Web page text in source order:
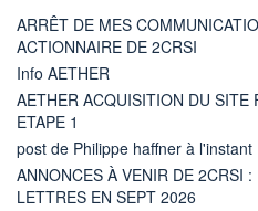
ARRÊT DE MES
ACTIONNAIRE DE 2CRSI
Info AETHER
AETHER ACQUISITION DU
ETAPE 1
post de Philippe haffner à
ANNONCES À VENIR DE 2CRSI
LETTRES EN SEPT 2026